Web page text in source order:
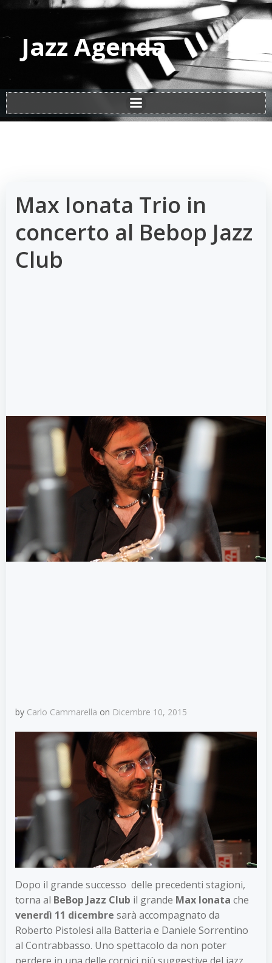
Vai
al
contenuto
Jazz Agenda
Max Ionata Trio in
concerto al Bebop Jazz
Club
by Carlo Cammarella on Dicembre 10, 2015
Dopo il grande successo delle precedenti stagioni,
torna al BeBop Jazz Club il grande Max Ionata che
venerdì 11 dicembre sarà accompagnato da
Roberto Pistolesi alla Batteria e Daniele Sorrentino
al Contrabbasso. Uno spettacolo da non poter